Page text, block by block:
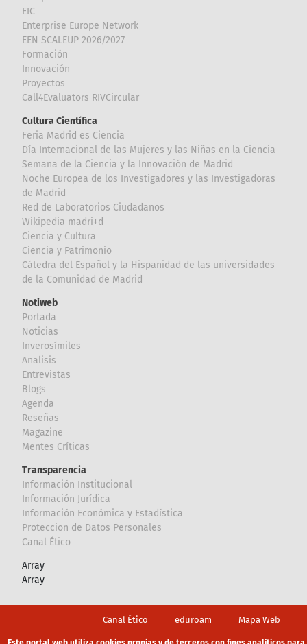
EIC
Enterprise Europe Network
EEN SCALEUP 2026/2027
Formación
Innovación
Proyectos
Call4Evaluators RIVCircular
Cultura Científica
Feria Madrid es Ciencia
Día Internacional de las Mujeres y las Niñas en la Ciencia
Semana de la Ciencia y la Innovación de Madrid
Noche Europea de los Investigadores y las Investigadoras
de Madrid
Red de Laboratorios Ciudadanos
Wikipedia madri+d
Ciencia y Cultura
Ciencia y Patrimonio
Cátedra del Español y la Hispanidad de las universidades
de la Comunidad de Madrid
Notiweb
Portada
Noticias
Inverosímiles
Analisis
Entrevistas
Blogs
Agenda
Reseñas
Magazine
Mentes Críticas
Transparencia
Información Institucional
Información Jurídica
Información Económica y Estadística
Proteccion de Datos Personales
Canal Ético
Array
Array
Canal Ético eduroam Mapa Web
Política privacidad Política de cookies Aviso legal